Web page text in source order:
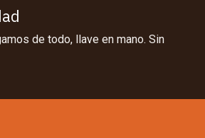
de todo, llave en mano. Sin